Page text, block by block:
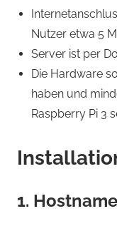
Nutzer etwa 5
Server ist per
Die Hardware
haben und
Raspberry Pi 3
1.